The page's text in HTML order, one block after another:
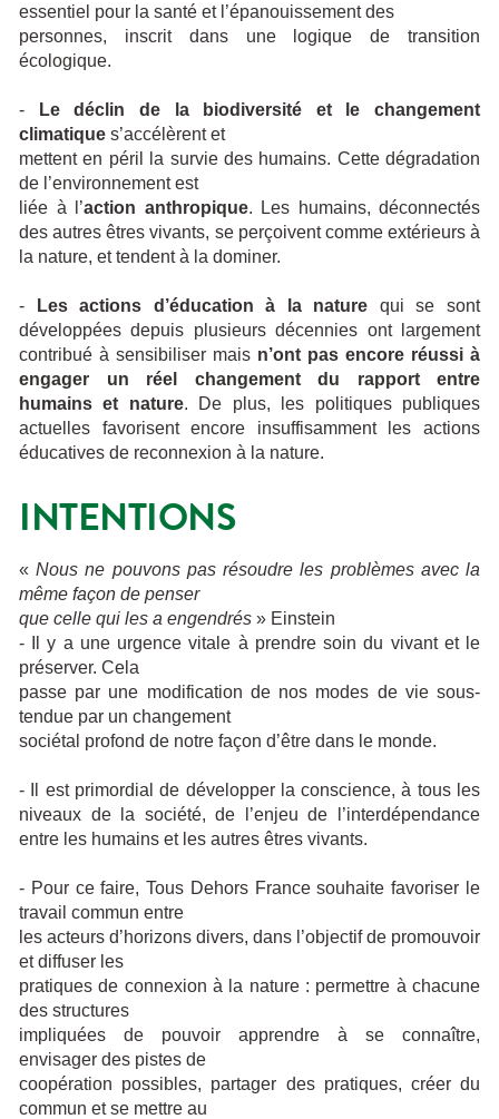
essentiel pour la santé et l’épanouissement des
personnes, inscrit dans une logique de transition
écologique.
-
Le déclin de la biodiversité et le changement
climatique s’accélèrent et
mettent en péril la survie des humains. Cette dégradation
de l’environnement est
liée à l’action anthropique. Les humains, déconnectés
des autres êtres vivants, se perçoivent comme extérieurs à
la nature, et tendent à la dominer.
- Les actions d’éducation à la nature qui se sont
développées depuis plusieurs décennies ont largement
contribué à sensibiliser mais n’ont pas encore réussi à
engager un réel changement du rapport entre
humains et nature. De plus, les politiques publiques
actuelles favorisent encore insuffisamment les actions
éducatives de reconnexion à la nature.
INTENTIONS
«Nous ne pouvons pas résoudre les problèmes avec la
même façon de penser
que celle qui les a engendrés » Einstein
- Il y a une urgence vitale à prendre soin du vivant et le
préserver. Cela
passe par une modification de nos modes de vie sous-
tendue par un changement
sociétal profond de notre façon d’être dans le monde.
- Il est primordial de développer la conscience, à tous les
niveaux de la société, de l’enjeu de l’interdépendance
entre les humains et les autres êtres vivants.
- Pour ce faire, Tous Dehors France souhaite favoriser le
travail commun entre
les acteurs d’horizons divers, dans l’objectif de promouvoir
et diffuser les
pratiques de connexion à la nature : permettre à chacune
des structures
impliquées de pouvoir apprendre à se connaître,
envisager des pistes de
coopération possibles, partager des pratiques, créer du
commun et se mettre au